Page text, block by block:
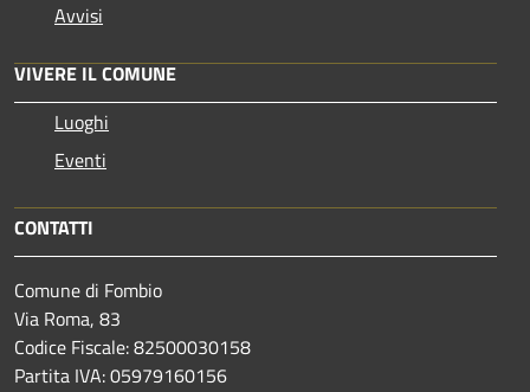
Avvisi
VIVERE IL COMUNE
Luoghi
Eventi
CONTATTI
Comune di Fombio
Via Roma, 83
Codice Fiscale: 82500030158
Partita IVA: 05979160156